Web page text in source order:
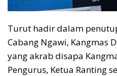
Turut hadir dalam
Cabang Ngawi, Kangmas
yang akrab disapa
Pengurus, Ketua Ranting